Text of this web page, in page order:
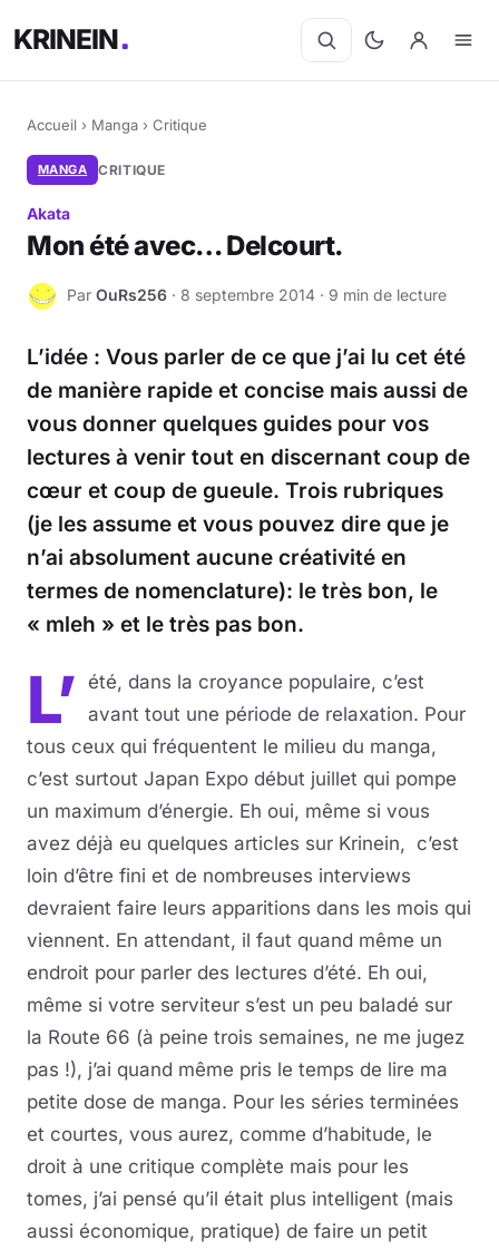
KRINEIN
Accueil › Manga › Critique
MANGA CRITIQUE
Akata
Mon été avec… Delcourt.
O Par OuRs256 · 8 septembre 2014 · 9 min de lecture
L’idée : Vous parler de ce que j’ai lu cet été
de manière rapide et concise mais aussi de
vous donner quelques guides pour vos
lectures à venir tout en discernant coup de
cœur et coup de gueule. Trois rubriques
(je les assume et vous pouvez dire que je
n’ai absolument aucune créativité en
termes de nomenclature): le très bon, le
« mleh » et le très pas bon.
L’
été, dans la croyance populaire, c’est
avant tout une période de relaxation. Pour
tous ceux qui fréquentent le milieu du manga,
c’est surtout Japan Expo début juillet qui pompe
un maximum d’énergie. Eh oui, même si vous
avez déjà eu quelques articles sur Krinein, c’est
loin d’être fini et de nombreuses interviews
devraient faire leurs apparitions dans les mois qui
viennent. En attendant, il faut quand même un
endroit pour parler des lectures d’été. Eh oui,
même si votre serviteur s’est un peu baladé sur
la Route 66 (à peine trois semaines, ne me jugez
pas !), j’ai quand même pris le temps de lire ma
petite dose de manga. Pour les séries terminées
et courtes, vous aurez, comme d’habitude, le
droit à une critique complète mais pour les
tomes, j’ai pensé qu’il était plus intelligent (mais
aussi économique, pratique) de faire un petit